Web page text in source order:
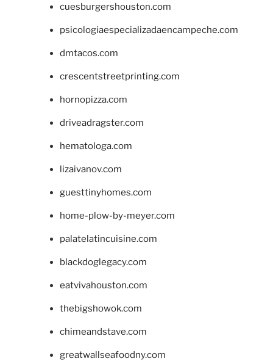
cuesburgershouston.com
psicologiaespecializadaencampeche.com
dmtacos.com
crescentstreetprinting.com
hornopizza.com
driveadragster.com
hematologa.com
lizaivanov.com
guesttinyhomes.com
home-plow-by-meyer.com
palatelatincuisine.com
blackdoglegacy.com
eatvivahouston.com
thebigshowok.com
chimeandstave.com
greatwallseafoodny.com